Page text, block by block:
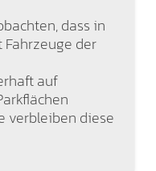
dass in
der
auf
verbleiben diese